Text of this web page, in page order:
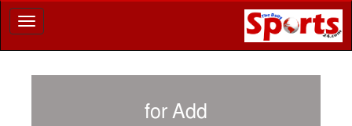
Toggle
navigation
for Add